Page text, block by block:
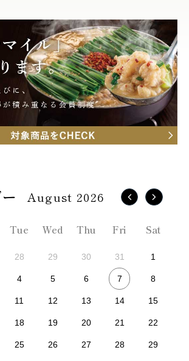
August 2026
Tue Wed Thu Fri Sat
28 29 30 31 1
4 5 6 7 8
11 12 13 14 15
18 19 20 21 22
25 26 27 28 29